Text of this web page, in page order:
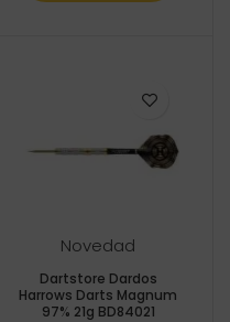
Novedad
Dartstore Dardos
Harrows Darts Magnum
97% 21g BD84021